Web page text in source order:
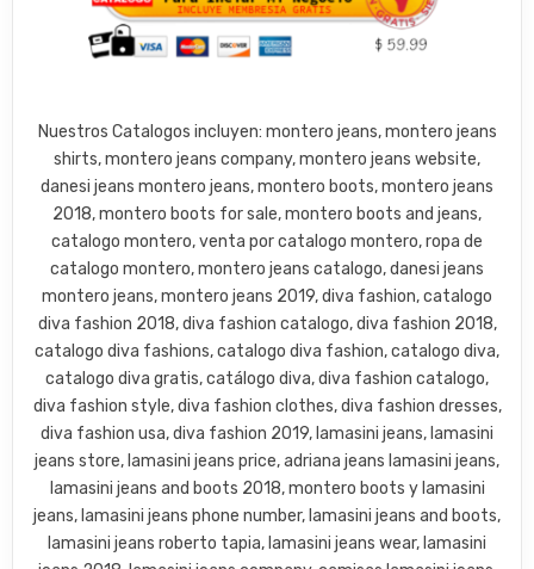
Nuestros Catalogos incluyen: montero jeans, montero jeans
shirts, montero jeans company, montero jeans website,
danesi jeans montero jeans, montero boots, montero jeans
2018, montero boots for sale, montero boots and jeans,
catalogo montero, venta por catalogo montero, ropa de
catalogo montero, montero jeans catalogo, danesi jeans
montero jeans, montero jeans 2019, diva fashion, catalogo
diva fashion 2018, diva fashion catalogo, diva fashion 2018,
catalogo diva fashions, catalogo diva fashion, catalogo diva,
catalogo diva gratis, catálogo diva, diva fashion catalogo,
diva fashion style, diva fashion clothes, diva fashion dresses,
diva fashion usa, diva fashion 2019, lamasini jeans, lamasini
jeans store, lamasini jeans price, adriana jeans lamasini jeans,
lamasini jeans and boots 2018, montero boots y lamasini
jeans, lamasini jeans phone number, lamasini jeans and boots,
lamasini jeans roberto tapia, lamasini jeans wear, lamasini